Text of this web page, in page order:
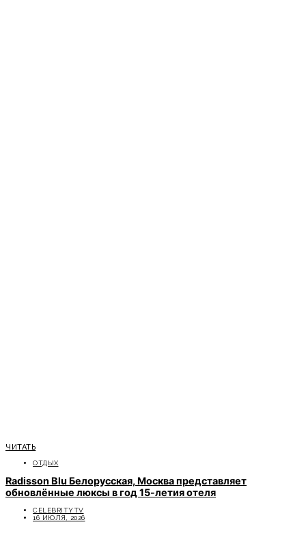
ЧИТАТЬ
ОТДЫХ
Radisson Blu Белорусская, Москва представляет
обновлённые люксы в год 15-летия отеля
CELEBRITYTV
16 ИЮЛЯ, 2026